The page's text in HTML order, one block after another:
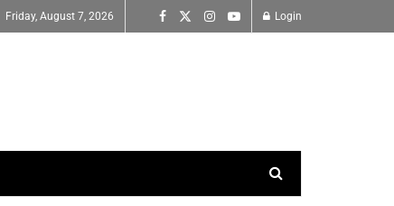
Friday, August 7, 2026 Login